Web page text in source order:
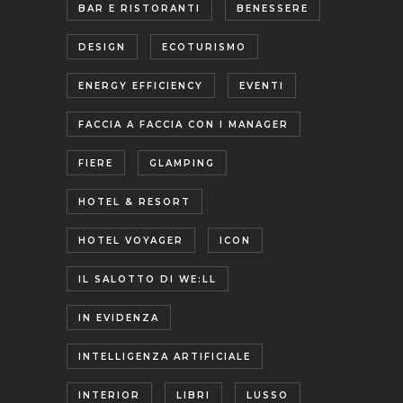
BAR E RISTORANTI BENESSERE
DESIGN ECOTURISMO
ENERGY EFFICIENCY EVENTI
FACCIA A FACCIA CON I MANAGER
FIERE GLAMPING
HOTEL & RESORT
HOTEL VOYAGER ICON
IL SALOTTO DI WE:LL
IN EVIDENZA
INTELLIGENZA ARTIFICIALE
INTERIOR LIBRI LUSSO